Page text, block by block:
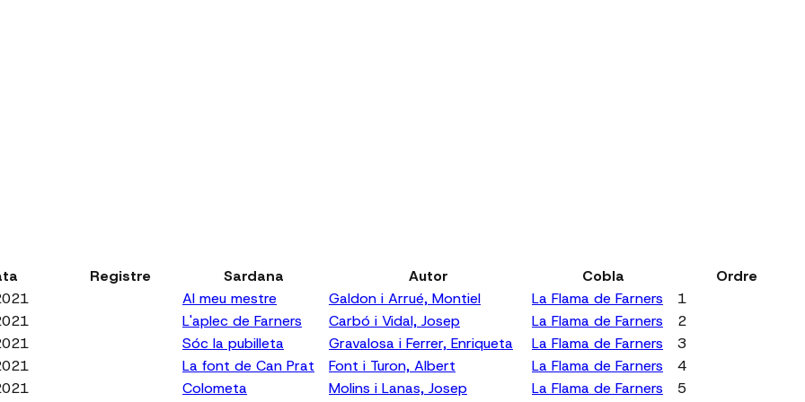
Registre Sardana Autor Cobla
Ordre
Al meu mestre Galdon i Arrué, Montiel La Flama de Farners
1
L'aplec de Farners Carbó i Vidal, Josep La Flama de Farners
2
Sóc la pubilleta Gravalosa i Ferrer, Enriqueta La Flama de Farners
3
La font de Can Prat Font i Turon, Albert La Flama de Farners
4
Colometa Molins i Lanas, Josep La Flama de Farners
5